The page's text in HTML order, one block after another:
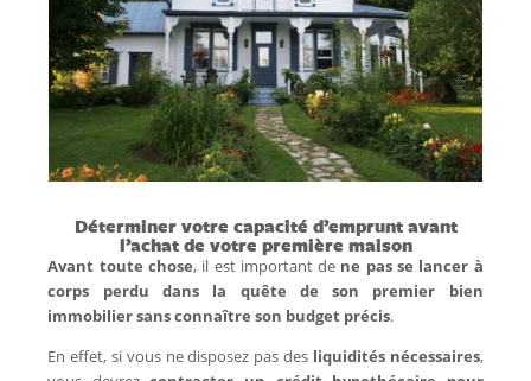
Déterminer votre capacité d’emprunt avant
l’achat de votre première maison
Avant toute chose, il est important de ne pas se lancer à
corps perdu dans la quête de son premier bien
immobilier sans connaître son budget précis.
En effet, si vous ne disposez pas des liquidités nécessaires,